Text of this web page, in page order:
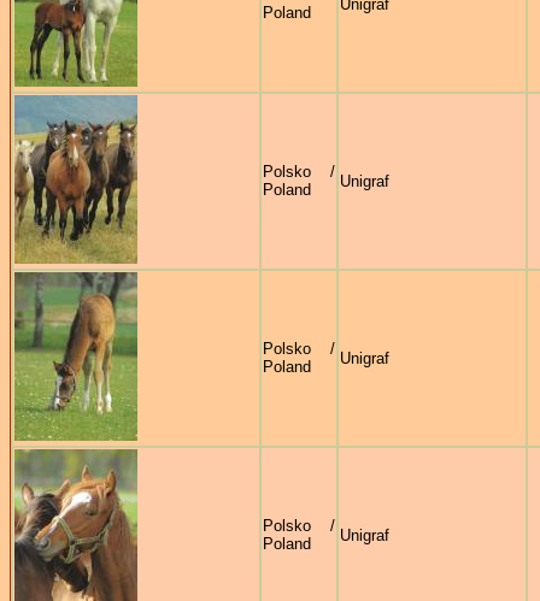
Poland
Unigraf
Polsko /
Poland
Unigraf
Polsko /
Poland
Unigraf
Polsko /
Poland
Unigraf